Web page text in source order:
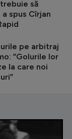
să
spus Cîrjan
pe arbitraj
”Golurile lor
la care noi